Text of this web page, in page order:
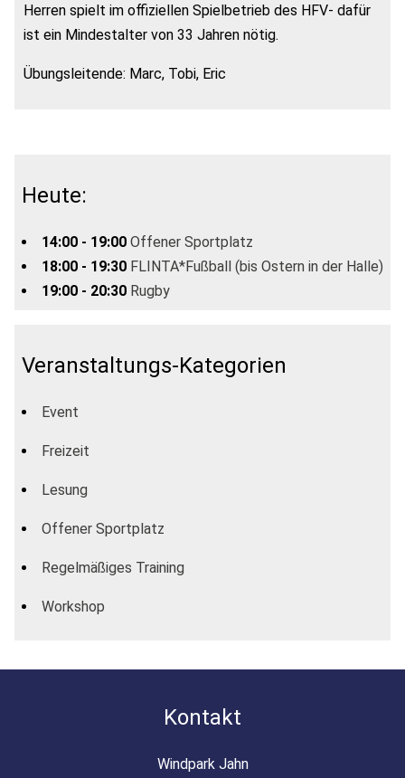
Herren spielt im offiziellen Spielbetrieb des HFV- dafür
ist ein Mindestalter von 33 Jahren nötig.
Übungsleitende: Marc, Tobi, Eric
Heute:
14:00 - 19:00 Offener Sportplatz
18:00 - 19:30 FLINTA*Fußball (bis Ostern in der Halle)
19:00 - 20:30 Rugby
Veranstaltungs-Kategorien
Event
Freizeit
Lesung
Offener Sportplatz
Regelmäßiges Training
Workshop
Kontakt
Windpark Jahn